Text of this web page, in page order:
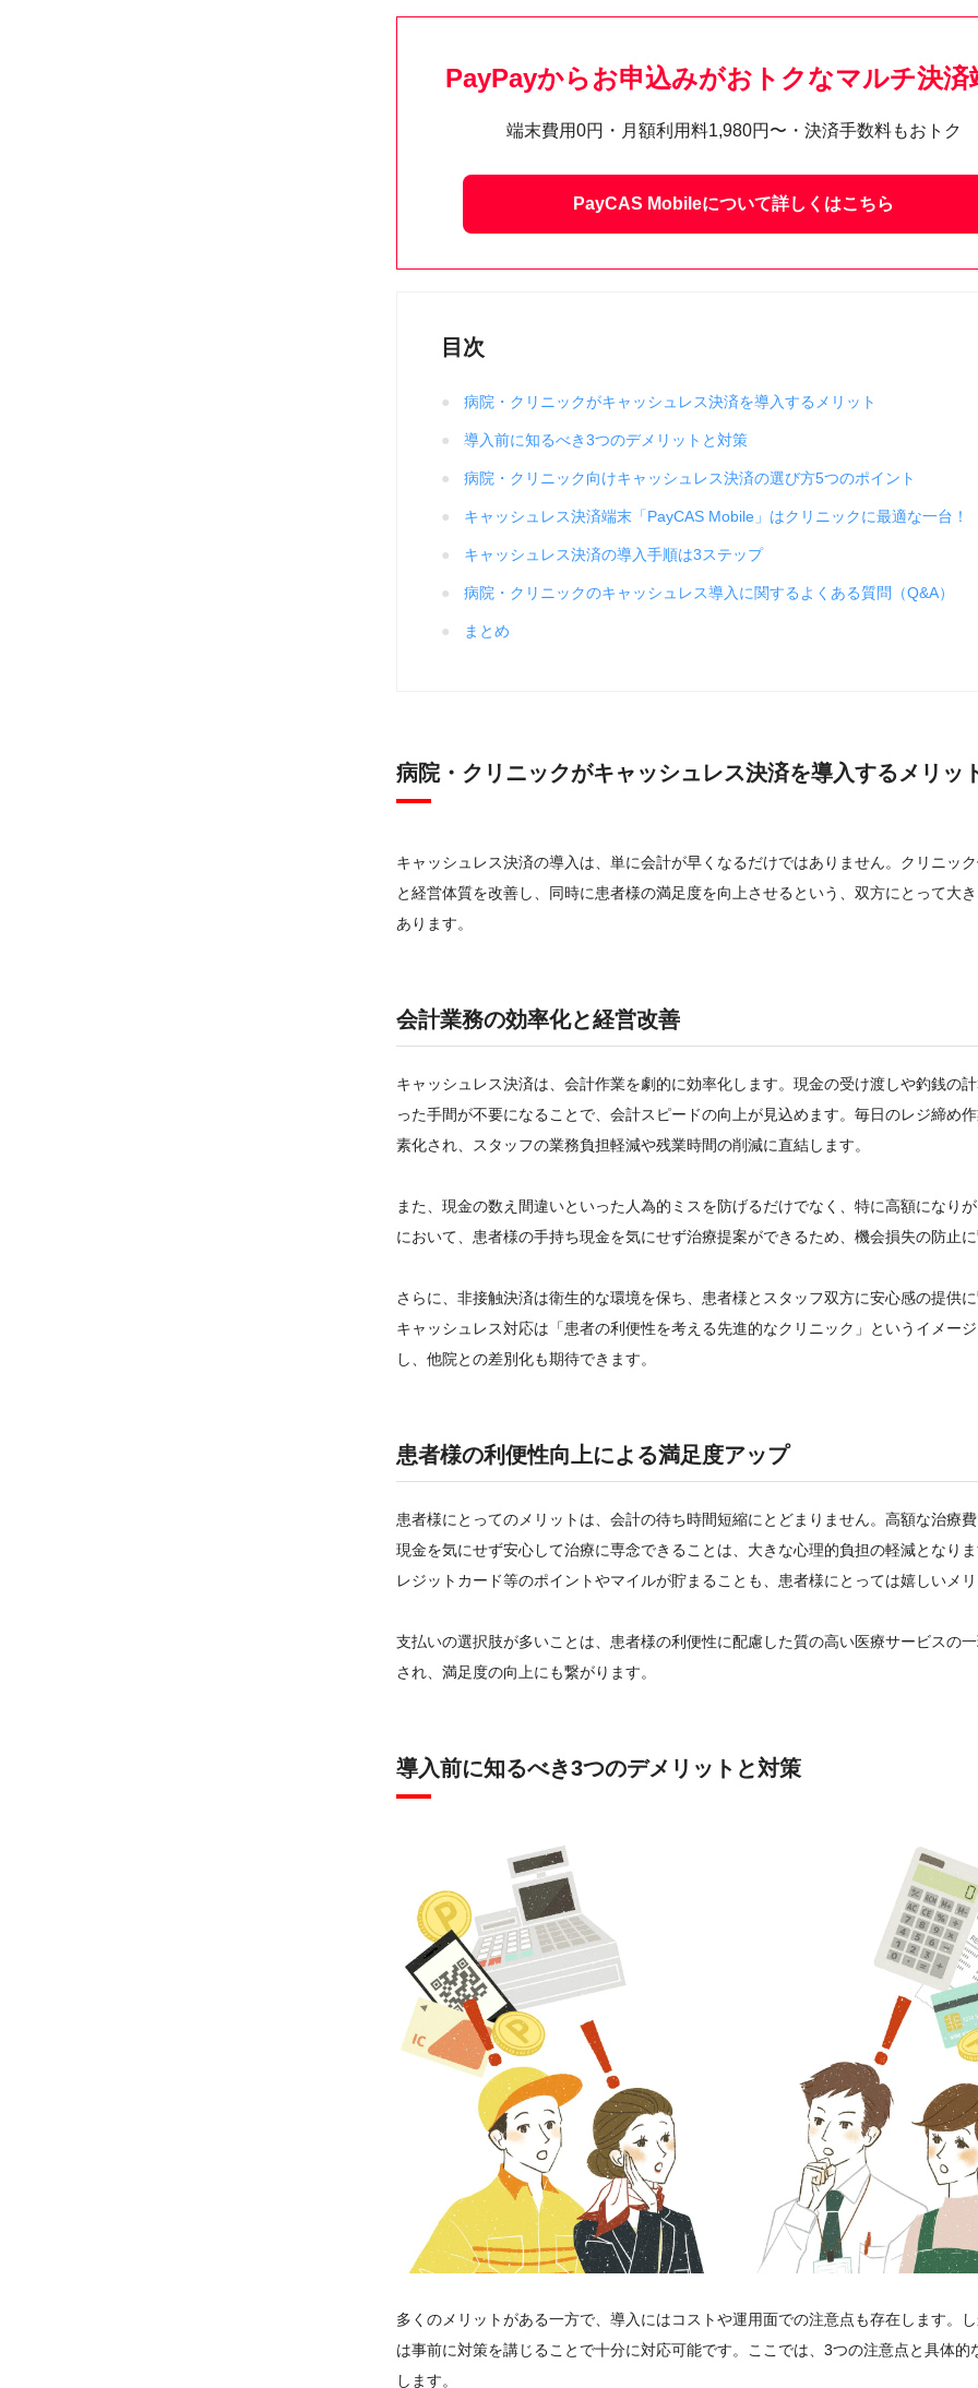
PayPayからお申込みがおトクなマルチ決済
端末費用0円・月額利用料1,980円〜・決済手数料もおトク
PayCAS Mobileについて詳しくはこちら
目次
病院・クリニックがキャッシュレス決済を導入するメリット
導入前に知るべき3つのデメリットと対策
病院・クリニック向けキャッシュレス決済の選び方5つのポイント
キャッシュレス決済端末「PayCAS Mobile」はクリニックに最適な一台！
キャッシュレス決済の導入手順は3ステップ
病院・クリニックのキャッシュレス導入に関するよくある質問（Q&A）
まとめ
病院・クリニックがキャッシュレス決済を導入するメリッ
キャッシュレス決済の導入は、単に会計が早くなるだけではありません。クリニッ
と経営体質を改善し、同時に患者様の満足度を向上させるという、双方にとって大
あります。
会計業務の効率化と経営改善
キャッシュレス決済は、会計作業を劇的に効率化します。現金の受け渡しや釣銭の
った手間が不要になることで、会計スピードの向上が見込めます。毎日のレジ締め
素化され、スタッフの業務負担軽減や残業時間の削減に直結します。
また、現金の数え間違いといった人為的ミスを防げるだけでなく、特に高額になり
において、患者様の手持ち現金を気にせず治療提案ができるため、機会損失の防止
さらに、非接触決済は衛生的な環境を保ち、患者様とスタッフ双方に安心感の提供
キャッシュレス対応は「患者の利便性を考える先進的なクリニック」というイメー
し、他院との差別化も期待できます。
患者様の利便性向上による満足度アップ
患者様にとってのメリットは、会計の待ち時間短縮にとどまりません。高額な治療
現金を気にせず安心して治療に専念できることは、大きな心理的負担の軽減となり
レジットカード等のポイントやマイルが貯まることも、患者様にとっては嬉しいメ
支払いの選択肢が多いことは、患者様の利便性に配慮した質の高い医療サービスの
され、満足度の向上にも繋がります。
導入前に知るべき3つのデメリットと対策
多くのメリットがある一方で、導入にはコストや運用面での注意点も存在します。
は事前に対策を講じることで十分に対応可能です。ここでは、3つの注意点と具体的
します。